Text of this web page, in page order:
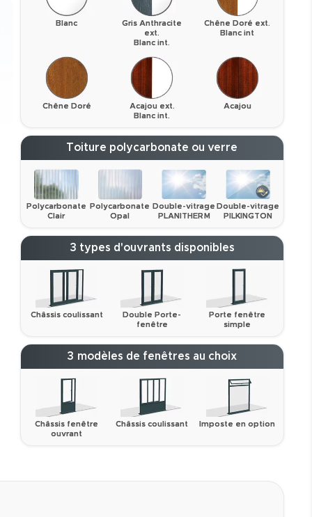
Blanc
Gris Anthracite
ext.
Blanc int.
Chêne Doré ext.
Blanc int
Chêne Doré
Acajou ext.
Blanc int.
Acajou
Toiture polycarbonate ou verre
Polycarbonate
Clair
Polycarbonate
Opal
Double-vitrage
PLANITHERM
Double-vitrage
PILKINGTON
3 types d'ouvrants disponibles
Châssis coulissant
Double Porte-
fenêtre
Porte fenêtre
simple
3 modèles de fenêtres au choix
Châssis fenêtre
ouvrant
Châssis coulissant Imposte en option